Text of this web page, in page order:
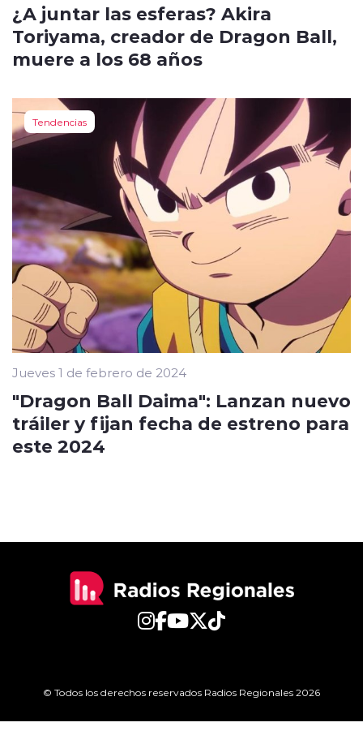
¿A juntar las esferas? Akira
Toriyama, creador de Dragon Ball,
muere a los 68 años
Tendencias
Jueves 1 de febrero de 2024
"Dragon Ball Daima": Lanzan nuevo
tráiler y fijan fecha de estreno para
este 2024
© Todos los derechos reservados Radios Regionales 2026